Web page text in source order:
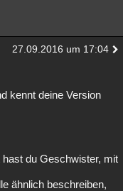
27.09.2016 um 17:04
kennt deine Version
du Geschwister, mit
ähnlich beschreiben,